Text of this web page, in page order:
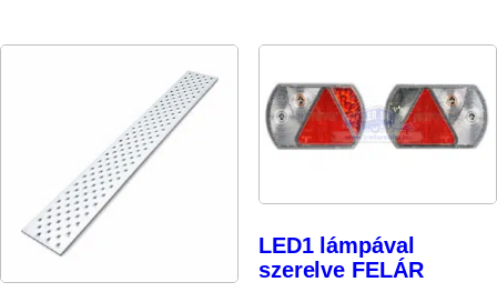
LED1 lámpával
szerelve FELÁR